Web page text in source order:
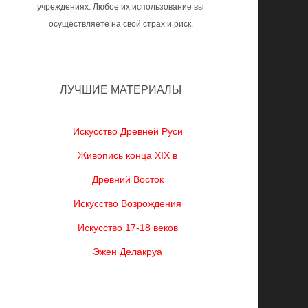
учреждениях. Любое их использование вы
осуществляете на свой страх и риск.
ЛУЧШИЕ МАТЕРИАЛЫ
Искусство Древней Руси
Живопись конца XIX в
Древний Восток
Искусство Возрождения
Искусство 17-18 веков
Эжен Делакруа